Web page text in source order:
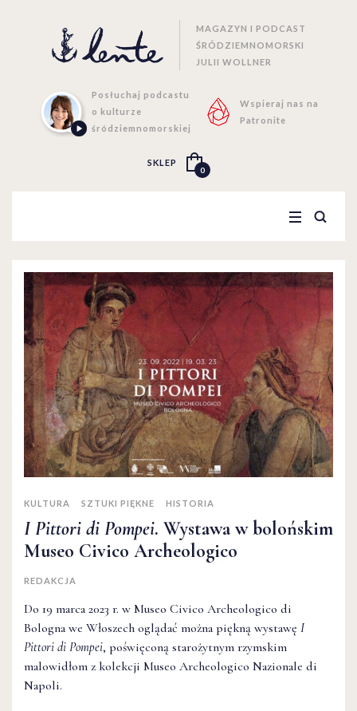
MAGAZYN I PODCAST
ŚRÓDZIEMNOMORSKI
JULII WOLLNER
Posłuchaj podcastu
o kulturze
śródziemnomorskiej
Wspieraj nas na
Patronite
SKLEP
0
KULTURA SZTUKI PIĘKNE HISTORIA
I Pittori di Pompei. Wystawa w bolońskim
Museo Civico Archeologico
REDAKCJA
Do 19 marca 2023 r. w Museo Civico Archeologico di
Bologna we Włoszech oglądać można piękną wystawę I
Pittori di Pompei, poświęconą starożytnym rzymskim
malowidłom z kolekcji Museo Archeologico Nazionale di
Napoli.